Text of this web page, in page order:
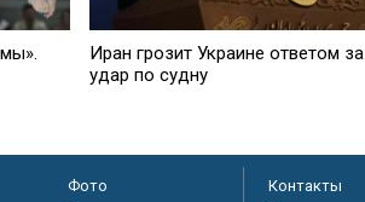
Иран грозит Украине ответом за
удар по судну
Фото
Контакты